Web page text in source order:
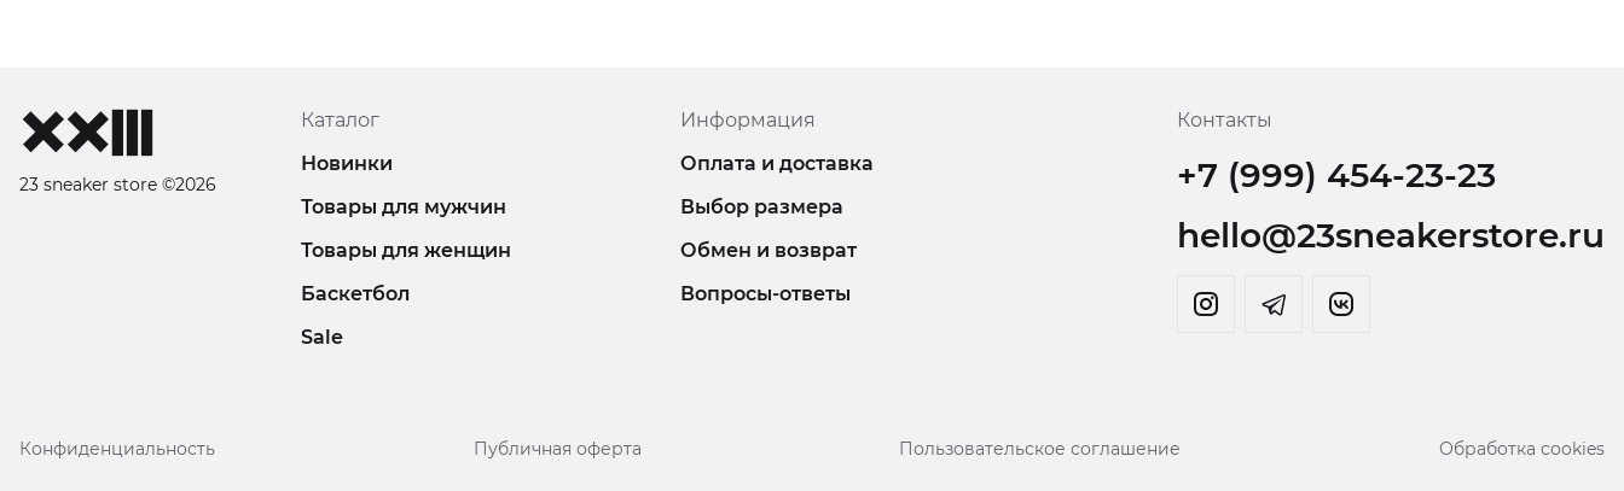
23 sneaker store ©2026
Каталог
Новинки
Товары для мужчин
Товары для женщин
Баскетбол
Sale
Информация
Оплата и доставка
Выбор размера
Обмен и возврат
Вопросы-ответы
Контакты
+7 (999) 454-23-23
hello@23sneakerstore.ru
Конфиденциальность Публичная оферта Пользовательское соглашение Обработка cookies